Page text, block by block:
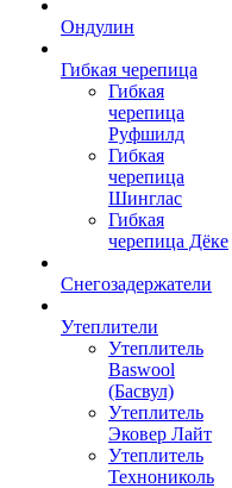
Ондулин
Гибкая черепица
Гибкая
черепица
Руфшилд
Гибкая
черепица
Шинглас
Гибкая
черепица Дёке
Снегозадержатели
Утеплители
Утеплитель
Baswool
(Басвул)
Утеплитель
Эковер Лайт
Утеплитель
Технониколь